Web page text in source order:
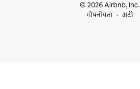
© 2026 Airbnb, Inc.
गोपनीयता
अटी